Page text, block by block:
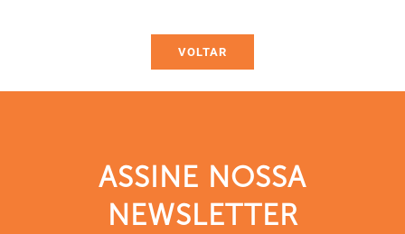
VOLTAR
ASSINE NOSSA
NEWSLETTER